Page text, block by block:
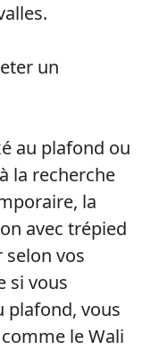
un
au plafond ou
la recherche
la
avec trépied
selon vos
si vous
plafond, vous
le Wali